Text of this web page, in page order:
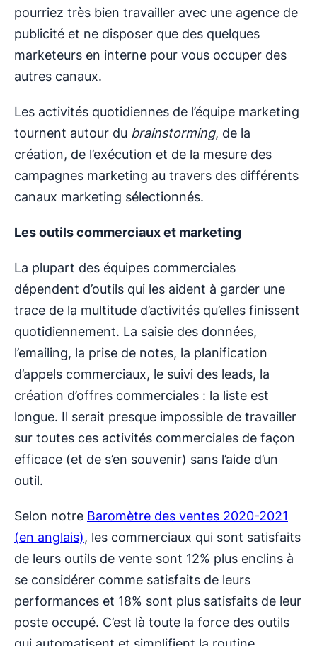
pourriez très bien travailler avec une agence de
publicité et ne disposer que des quelques
marketeurs en interne pour vous occuper des
autres canaux.
Les activités quotidiennes de l’équipe marketing
tournent autour du brainstorming, de la
création, de l’exécution et de la mesure des
campagnes marketing au travers des différents
canaux marketing sélectionnés.
Les outils commerciaux et marketing
La plupart des équipes commerciales
dépendent d’outils qui les aident à garder une
trace de la multitude d’activités qu’elles finissent
quotidiennement. La saisie des données,
l’emailing, la prise de notes, la planification
d’appels commerciaux, le suivi des leads, la
création d’offres commerciales : la liste est
longue. Il serait presque impossible de travailler
sur toutes ces activités commerciales de façon
efficace (et de s’en souvenir) sans l’aide d’un
outil.
Selon notre Baromètre des ventes 2020-2021
(en anglais), les commerciaux qui sont satisfaits
de leurs outils de vente sont 12% plus enclins à
se considérer comme satisfaits de leurs
performances et 18% sont plus satisfaits de leur
poste occupé. C’est là toute la force des outils